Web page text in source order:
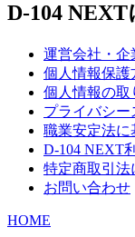
D-104
運営会社・企
個人情報保護
個人情報の取
プライバシー
職業安定法に
D-104 NEXT
特定商取引法
お問い合わせ
HOME